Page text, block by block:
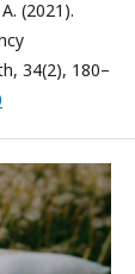
(2021).
34(2), 180–